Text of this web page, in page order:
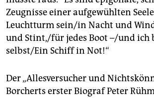
Zeugnisse einer aufgewühlten
Leuchtturm sein/in Nacht und
und Stint,/für jedes Boot –/und ich
selbst/Ein Schiff in Not!“
Der „Allesversucher und
Borcherts erster Biograf Peter